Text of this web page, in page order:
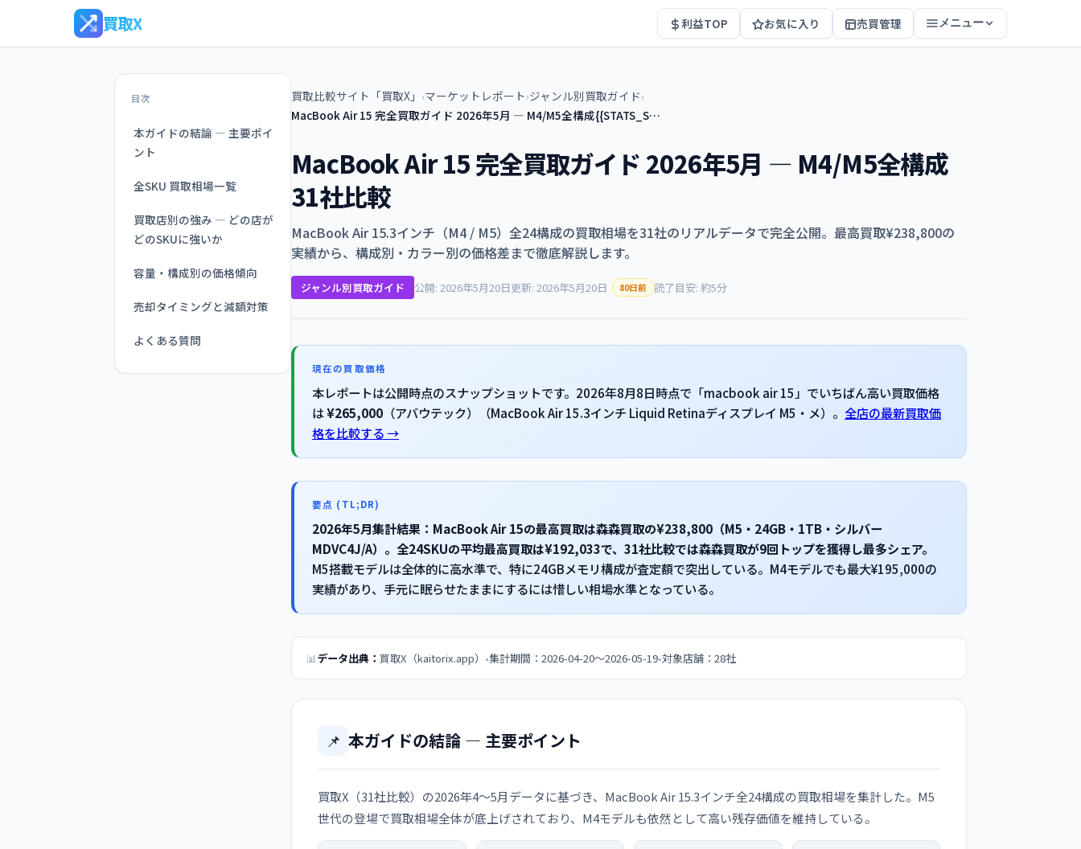
買取X 利益TOP お気に入り 売買管理 メニュー
目次
本ガイドの結論 — 主要ポイ
ント
全SKU 買取相場一覧
買取店別の強み — どの店が
どのSKUに強いか
容量・構成別の価格傾向
売却タイミングと減額対策
よくある質問
買取比較サイト「買取X」 ›マーケットレポート›ジャンル別買取ガイド›
MacBook Air 15 完全買取ガイド 2026年5月 — M4/M5全構成{{STATS_S…
MacBook Air 15 完全買取ガイド 2026年5月 — M4/M5全構成
31社比較
MacBook Air 15.3インチ（M4 / M5）全24構成の買取相場を31社のリアルデータで完全公開。最高買取¥238,800の
実績から、構成別・カラー別の価格差まで徹底解説します。
ジャンル別買取ガイド 公開: 2026年5月20日更新: 2026年5月20日 80日前 読了目安: 約5分
現在の買取価格
本レポートは公開時点のスナップショットです。2026年8月8日時点で「macbook air 15」でいちばん高い買取価格
は¥265,000 （アバウテック）（MacBook Air 15.3インチ Liquid Retinaディスプレイ M5・メ）。 全店の最新買取価
格を比較する →
要点 (TL;DR)
2026年5月集計結果：MacBook Air 15の最高買取は森森買取の¥238,800（M5・24GB・1TB・シルバー
MDVC4J/A）。全24SKUの平均最高買取は¥192,033で、31社比較では森森買取が9回トップを獲得し最多シェア。
M5搭載モデルは全体的に高水準で、特に24GBメモリ構成が査定額で突出している。M4モデルでも最大¥195,000の
実績があり、手元に眠らせたままにするには惜しい相場水準となっている。
データ出典： 買取X（kaitorix.app） 集計期間：2026-04-20〜2026-05-19 対象店舗：28社
📌 本ガイドの結論 — 主要ポイント
買取X（31社比較）の2026年4〜5月データに基づき、MacBook Air 15.3インチ全24構成の買取相場を集計した。M5
世代の登場で買取相場全体が底上げされており、M4モデルも依然として高い残存価値を維持している。